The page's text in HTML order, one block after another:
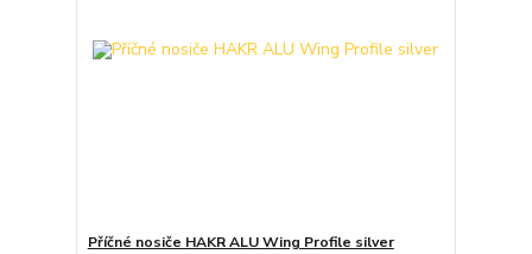
Příčné nosiče HAKR ALU Wing Profile silver